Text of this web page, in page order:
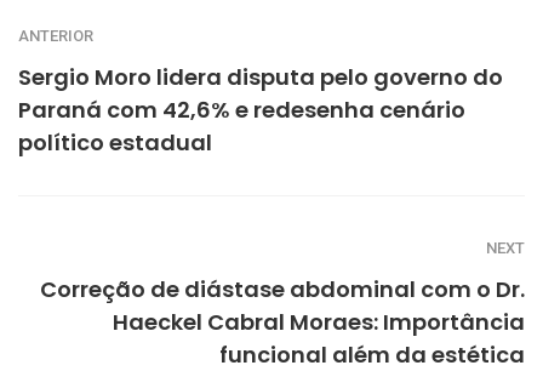
ANTERIOR
Sergio Moro lidera disputa pelo governo do
Paraná com 42,6% e redesenha cenário
político estadual
NEXT
Correção de diástase abdominal com o Dr.
Haeckel Cabral Moraes: Importância
funcional além da estética